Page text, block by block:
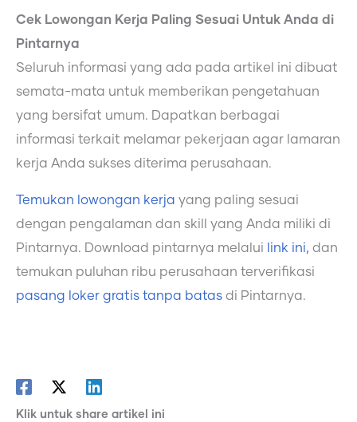
Cek Lowongan Kerja Paling Sesuai Untuk Anda di
Pintarnya
Seluruh informasi yang ada pada artikel ini dibuat
semata-mata untuk memberikan pengetahuan
yang bersifat umum. Dapatkan berbagai
informasi terkait melamar pekerjaan agar lamaran
kerja Anda sukses diterima perusahaan.
Temukan lowongan kerja yang paling sesuai
dengan pengalaman dan skill yang Anda miliki di
Pintarnya. Download pintarnya melalui
link ini, dan
temukan puluhan ribu perusahaan terverifikasi
pasang loker gratis tanpa batas di Pintarnya.
Klik untuk share artikel ini